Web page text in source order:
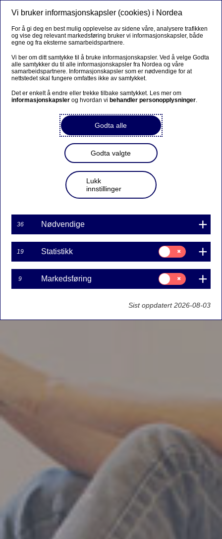
Vi bruker informasjonskapsler (cookies) i Nordea
For å gi deg en best mulig opplevelse av sidene våre, analysere trafikken
og vise deg relevant markedsføring bruker vi informasjonskapsler, både
egne og fra eksterne samarbeidspartnere.
Vi ber om ditt samtykke til å bruke informasjonskapsler. Ved å velge Godta
alle samtykker du til alle informasjonskapsler fra Nordea og våre
samarbeidspartnere. Informasjonskapsler som er nødvendige for at
nettstedet skal fungere omfattes ikke av samtykket.
Det er enkelt å endre eller trekke tilbake samtykket. Les mer om
informasjonskapsler og hvordan vi behandler personopplysninger.
Godta alle
Godta valgte
Lukk
innstillinger
36 Nødvendige
19 Statistikk
Samtykke
til:
Statistikk
9 Markedsføring
Samtykke
til:
Markedsføring
Sist oppdatert 2026-08-03